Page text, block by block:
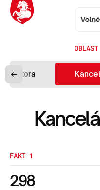
FAKT 1
298